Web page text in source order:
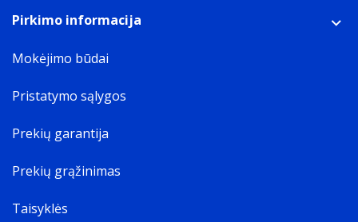
Pirkimo informacija
Mokėjimo būdai
Pristatymo sąlygos
Prekių garantija
Prekių grąžinimas
Taisyklės